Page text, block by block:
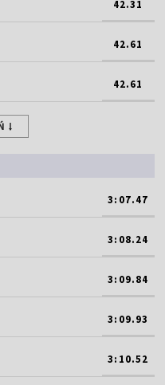
42.31
42.61
42.61
3:07.47
3:08.24
3:09.84
3:09.93
3:10.52